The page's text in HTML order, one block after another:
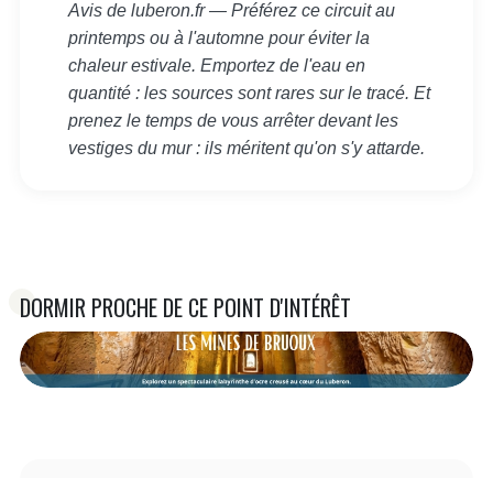
Avis de luberon.fr — Préférez ce circuit au
printemps ou à l'automne pour éviter la
chaleur estivale. Emportez de l'eau en
quantité : les sources sont rares sur le tracé. Et
prenez le temps de vous arrêter devant les
vestiges du mur : ils méritent qu'on s'y attarde.
DORMIR PROCHE DE CE POINT D'INTÉRÊT